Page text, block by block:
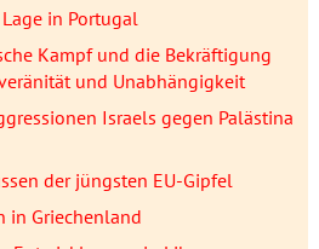
in Portugal
Kampf und die Bekräftigung
und Unabhängigkeit
Israels gegen Palästina
der jüngsten EU-Gipfel
in Griechenland